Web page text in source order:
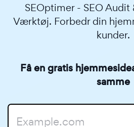
SEOptimer - SEO
Værktøj. Forbedr din
kunder.
Få en gratis
samme